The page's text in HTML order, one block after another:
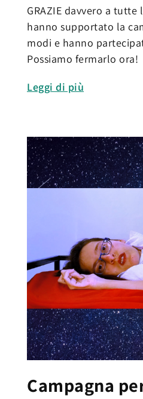
GRAZIE davvero a tutte
hanno supportato la
modi e hanno
Possiamo fermarlo ora!
Leggi di più
Campagna